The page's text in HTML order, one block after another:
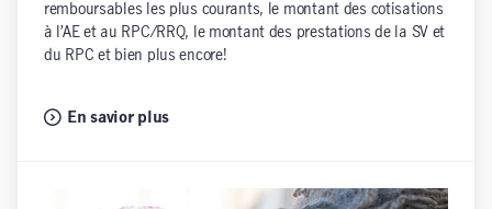
remboursables les plus courants, le montant des cotisations
à l’AE et au RPC/RRQ, le montant des prestations de la SV et
du RPC et bien plus encore!
En savior plus